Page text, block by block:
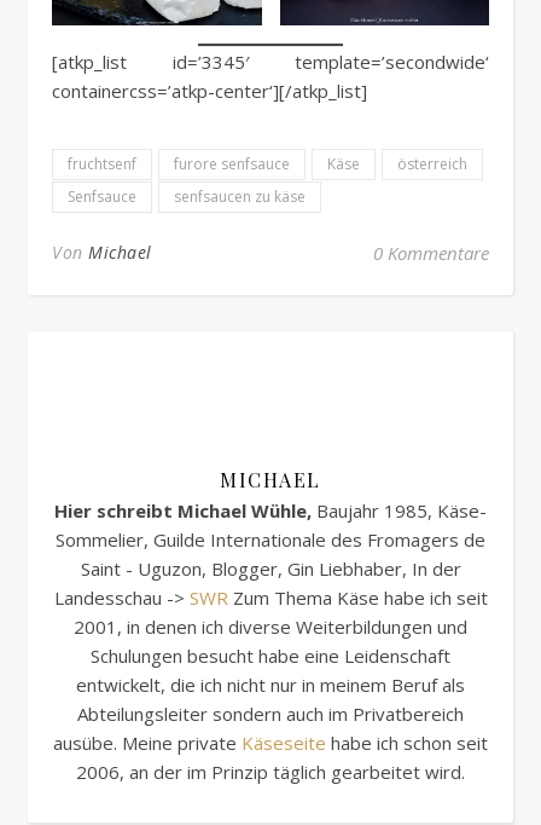
[atkp_list id=’3345′ template=’secondwide‘
containercss=’atkp-center‘][/atkp_list]
fruchtsenf furore senfsauce Käse
österreich
Senfsauce
senfsaucen zu käse
Von Michael 0 Kommentare
MICHAEL
Hier schreibt Michael Wühle, Baujahr 1985, Käse-
Sommelier, Guilde Internationale des Fromagers de
Saint - Uguzon, Blogger, Gin Liebhaber, In der
Landesschau -> SWRZum Thema Käse habe ich seit
2001, in denen ich diverse Weiterbildungen und
Schulungen besucht habe eine Leidenschaft
entwickelt, die ich nicht nur in meinem Beruf als
Abteilungsleiter sondern auch im Privatbereich
ausübe. Meine private Käseseite habe ich schon seit
2006, an der im Prinzip täglich gearbeitet wird.